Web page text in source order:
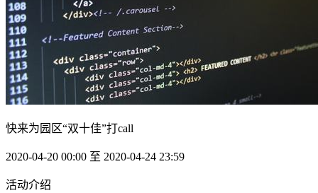
快来为园区“双十佳”打call
2020-04-20 00:00 至 2020-04-24 23:59
活动介绍